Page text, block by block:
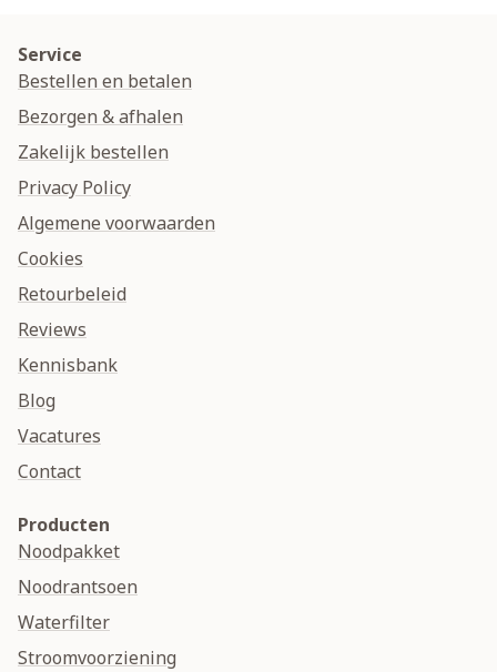
Service
Bestellen en betalen
Bezorgen & afhalen
Zakelijk bestellen
Privacy Policy
Algemene voorwaarden
Cookies
Retourbeleid
Reviews
Kennisbank
Blog
Vacatures
Contact
Producten
Noodpakket
Noodrantsoen
Waterfilter
Stroomvoorziening